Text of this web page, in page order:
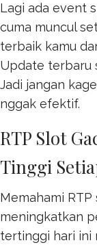
Lagi ada event
cuma muncul
terbaik kamu
Update terbaru
Jadi jangan
nggak efektif.
RTP Slot
Tinggi
Memahami
meningkatkan
tertinggi hari ini